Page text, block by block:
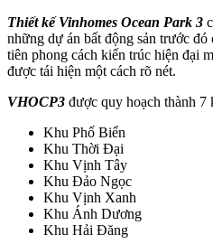
Thiết kế Vinhomes Ocean Park 3
những dự án bất động sản trước
tiên phong cách kiến trúc hiện đại
được tái hiện một cách rõ nét.
VHOCP3 được quy hoạch thành 7
Khu Phố Biển
Khu Thời Đại
Khu Vịnh Tây
Khu Đảo Ngọc
Khu Vịnh Xanh
Khu Ánh Dương
Khu Hải Đăng